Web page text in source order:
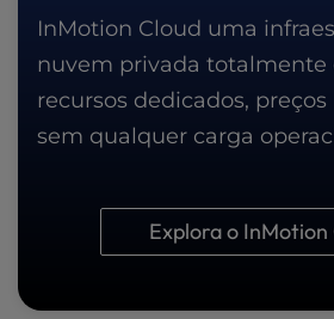
InMotion Cloud uma
nuvem privada totalmente
recursos dedicados, preços
sem qualquer carga
Explora o InMotion